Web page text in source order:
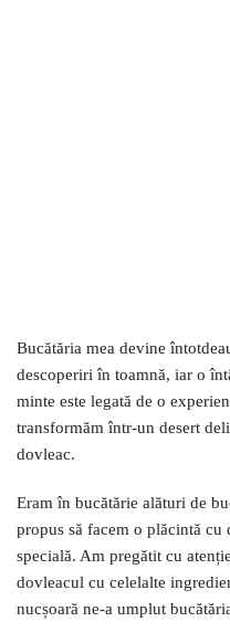
Bucătăria mea devine
descoperiri în toamnă, iar o
minte este legată de o
transformăm într-un desert
dovleac.
Eram în bucătărie alături de
propus să facem o plăcintă cu
specială. Am pregătit cu
dovleacul cu celelalte
nucșoară ne-a umplut